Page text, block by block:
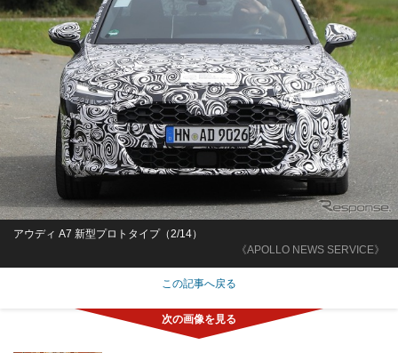
《APOLLO NEWS SERVICE》
アウディ A7 新型プロトタイプ（2/14）
この記事へ戻る